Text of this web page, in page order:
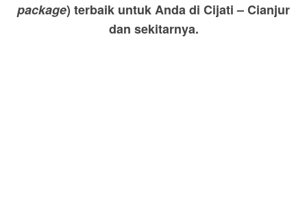
package) terbaik untuk Anda di Cijati – Cianjur
dan sekitarnya.